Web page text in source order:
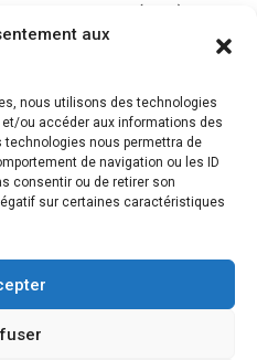
aux
nous utilisons des technologies
ou accéder aux informations des
technologies nous permettra de
de navigation ou les ID
consentir ou de retirer son
sur certaines caractéristiques
en lecture (Brut)
100Go/disque
4K 120Hz et
v. 2.1)